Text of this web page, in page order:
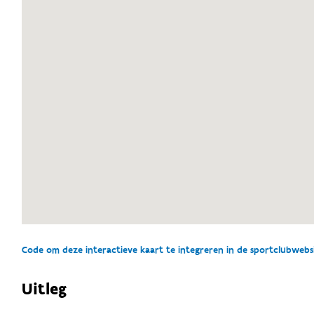
Code om deze interactieve kaart te integreren in de
Uitleg